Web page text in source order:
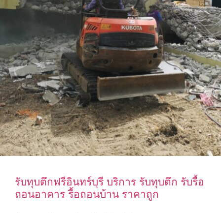
รับทุบตึกฟรีอินทร์บุรี บริการ รับทุบตึก รับรื้อ
ถอนอาคาร รื้อถอนบ้าน ราคาถูก